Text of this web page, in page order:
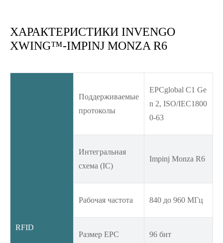
ХАРАКТЕРИСТИКИ INVENGO
XWING™-IMPINJ MONZA R6
RFID
Поддерживаемые
протоколы
EPCglobal C1 Ge
n 2, ISO/IEC1800
0-63
Интегральная
схема (IC)
Impinj Monza R6
Рабочая частота 840 до 960 МГц
Размер EPC 96 бит